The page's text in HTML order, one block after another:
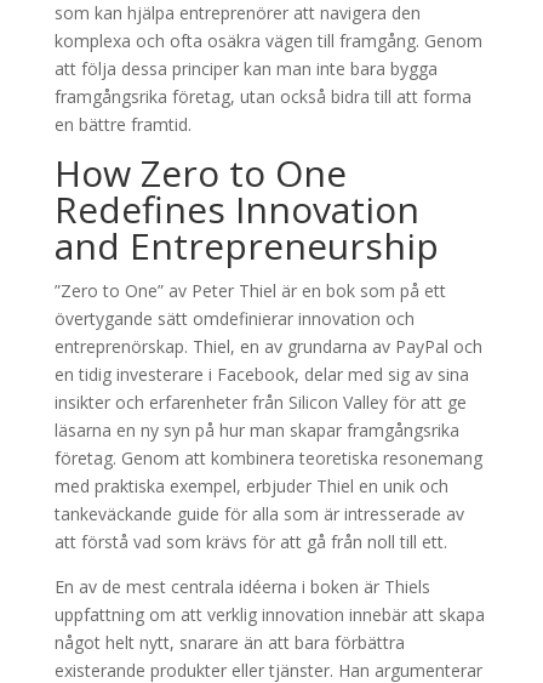
som kan hjälpa entreprenörer att navigera den
komplexa och ofta osäkra vägen till framgång. Genom
att följa dessa principer kan man inte bara bygga
framgångsrika företag, utan också bidra till att forma
en bättre framtid.
How Zero to One
Redefines Innovation
and Entrepreneurship
”Zero to One” av Peter Thiel är en bok som på ett
övertygande sätt omdefinierar innovation och
entreprenörskap. Thiel, en av grundarna av PayPal och
en tidig investerare i Facebook, delar med sig av sina
insikter och erfarenheter från Silicon Valley för att ge
läsarna en ny syn på hur man skapar framgångsrika
företag. Genom att kombinera teoretiska resonemang
med praktiska exempel, erbjuder Thiel en unik och
tankeväckande guide för alla som är intresserade av
att förstå vad som krävs för att gå från noll till ett.
En av de mest centrala idéerna i boken är Thiels
uppfattning om att verklig innovation innebär att skapa
något helt nytt, snarare än att bara förbättra
existerande produkter eller tjänster. Han argumenterar